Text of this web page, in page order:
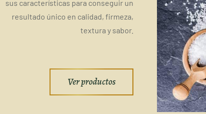
sus características para conseguir un
resultado único en calidad, firmeza,
textura y sabor.
Ver productos